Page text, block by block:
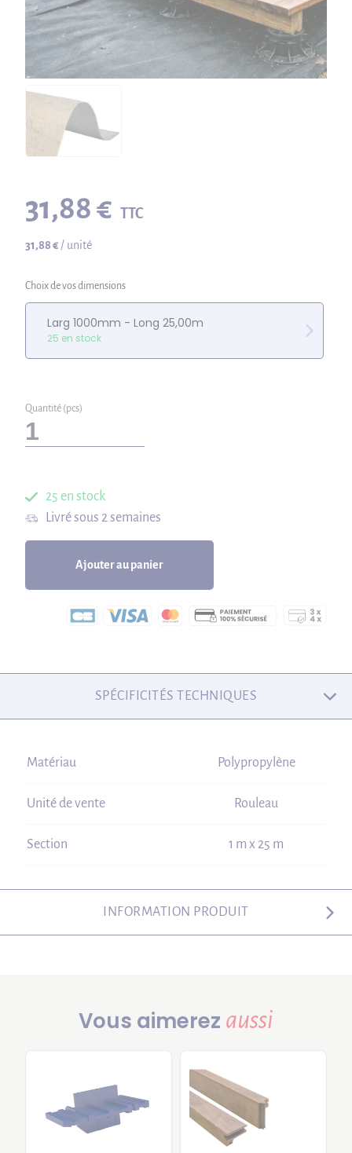
31,88 € TTC
31,88 € / unité
Choix de vos dimensions
Larg 1000mm - Long 25,00m
25 en stock
Quantité (pcs)
25 en stock
Livré sous 2 semaines
Ajouter au panier
SPÉCIFICITÉS TECHNIQUES
Matériau Polypropylène
Unité de vente Rouleau
Section 1 m x 25 m
INFORMATION PRODUIT
Vous aimerez aussi